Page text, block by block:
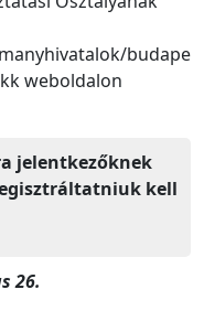
budape
weboldalon
jelentkezőknek
kell
26.